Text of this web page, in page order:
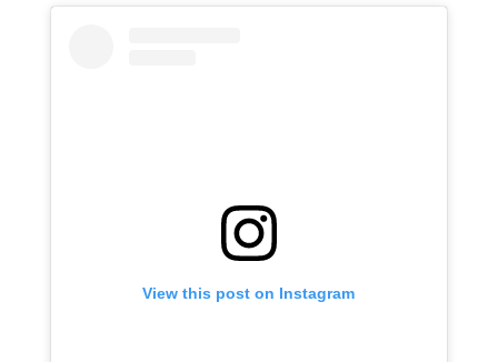
View this post on Instagram